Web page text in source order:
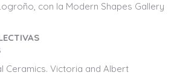
Logroño, con la Modern Shapes Gallery
Ceramics. Victoria and Albert